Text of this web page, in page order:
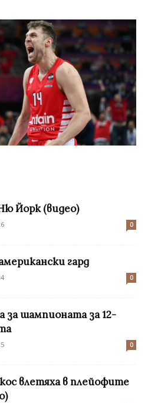
Йорк (видео)
0
гард
0
за шампионата за 12-
0
влетяха в плейофите